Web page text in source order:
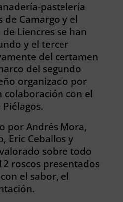
pastelería
de Camargo y el
Liencres se han
y el tercer
del certamen
del segundo
organizado por
colaboración con el
por Andrés Mora,
Eric Ceballos y
sobre todo
roscos presentados
el sabor, el